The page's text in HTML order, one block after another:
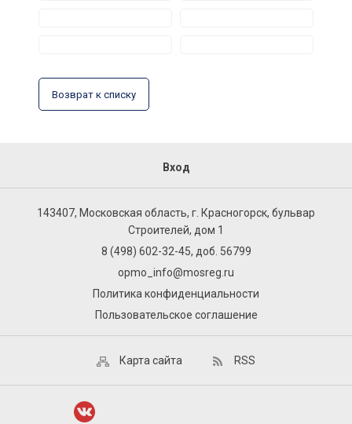
Возврат к списку
Вход
143407, Московская область, г. Красногорск, бульвар
Строителей, дом 1
8 (498) 602-32-45, доб. 56799
opmo_info@mosreg.ru
Политика конфиденциальности
Пользовательское соглашение
Карта сайта RSS